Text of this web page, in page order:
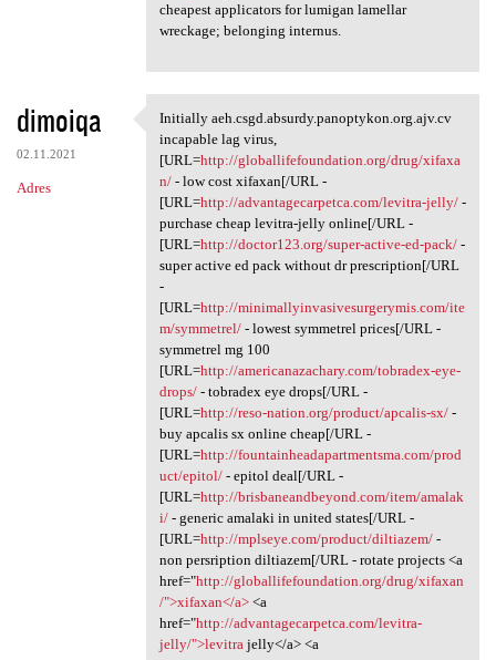
cheapest applicators for lumigan lamellar
wreckage; belonging internus.
dimoiqa
02.11.2021
Adres
Initially aeh.csgd.absurdy
Initially aeh.csgd.absurdy.panoptykon.org.ajv.cv
incapable lag virus,
[URL=http://globallifefoundation.org/drug/xifaxa
n/- low cost xifaxan[/URL -
[URL=http://advantagecarpetca.com/levitra-jelly/-
purchase cheap levitra-jelly online[/URL -
[URL=http://doctor123.org/super-active-ed-pack/-
super active ed pack without dr prescription[/URL
-
[URL=http://minimallyinvasivesurgerymis.com/ite
m/symmetrel/- lowest symmetrel prices[/URL -
symmetrel mg 100
[URL=http://americanazachary.com/tobradex-eye-
drops/- tobradex eye drops[/URL -
[URL=http://reso-nation.org/product/apcalis-sx/-
buy apcalis sx online cheap[/URL -
[URL=http://fountainheadapartmentsma.com/prod
uct/epitol/- epitol deal[/URL -
[URL=http://brisbaneandbeyond.com/item/amalak
i/- generic amalaki in united states[/URL -
[URL=http://mplseye.com/product/diltiazem/-
non persription diltiazem[/URL - rotate projects <a
href="http://globallifefoundation.org/drug/xifaxan
/">xifaxan</a><a
href="http://advantagecarpetca.com/levitra-
jelly/">levitra jelly</a> <a